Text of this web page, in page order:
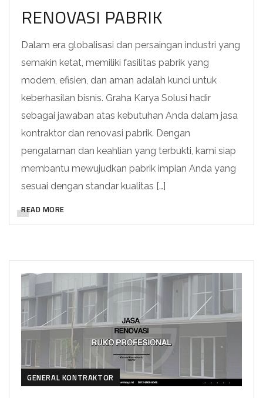
RENOVASI PABRIK
Dalam era globalisasi dan persaingan industri yang
semakin ketat, memiliki fasilitas pabrik yang
modern, efisien, dan aman adalah kunci untuk
keberhasilan bisnis. Graha Karya Solusi hadir
sebagai jawaban atas kebutuhan Anda dalam jasa
kontraktor dan renovasi pabrik. Dengan
pengalaman dan keahlian yang terbukti, kami siap
membantu mewujudkan pabrik impian Anda yang
sesuai dengan standar kualitas […]
READ MORE
GENERAL KONTRAKTOR